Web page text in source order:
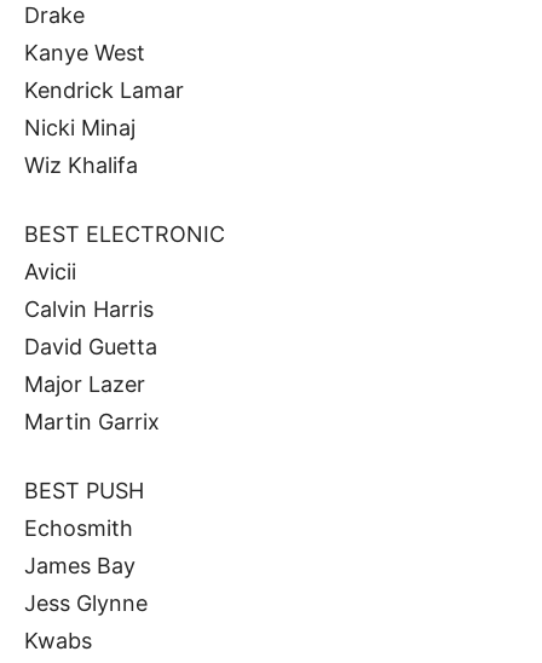
Drake
Kanye West
Kendrick Lamar
Nicki Minaj
Wiz Khalifa
BEST ELECTRONIC
Avicii
Calvin Harris
David Guetta
Major Lazer
Martin Garrix
BEST PUSH
Echosmith
James Bay
Jess Glynne
Kwabs